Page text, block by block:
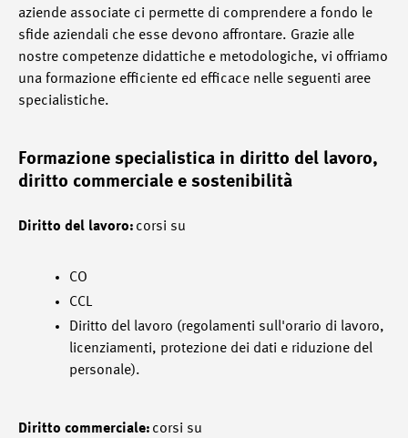
aziende associate ci permette di comprendere a fondo le
sfide aziendali che esse devono affrontare. Grazie alle
nostre competenze didattiche e metodologiche, vi offriamo
una formazione efficiente ed efficace nelle seguenti aree
specialistiche.
Formazione specialistica in diritto del lavoro,
diritto commerciale e sostenibilità
Diritto del lavoro: corsi su
CO
CCL
Diritto del lavoro (regolamenti sull'orario di lavoro,
licenziamenti, protezione dei dati e riduzione del
personale).
Diritto commerciale: corsi su